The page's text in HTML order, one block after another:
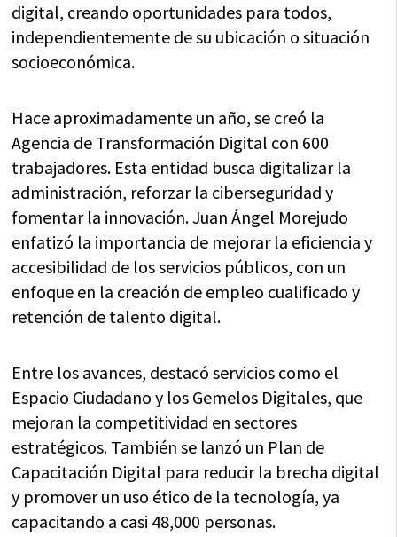
digital, creando oportunidades para todos,
independientemente de su ubicación o situación
socioeconómica.
Hace aproximadamente un año, se creó la
Agencia de Transformación Digital con 600
trabajadores. Esta entidad busca digitalizar la
administración, reforzar la ciberseguridad y
fomentar la innovación. Juan Ángel Morejudo
enfatizó la importancia de mejorar la eficiencia y
accesibilidad de los servicios públicos, con un
enfoque en la creación de empleo cualificado y
retención de talento digital.
Entre los avances, destacó servicios como el
Espacio Ciudadano y los Gemelos Digitales, que
mejoran la competitividad en sectores
estratégicos. También se lanzó un Plan de
Capacitación Digital para reducir la brecha digital
y promover un uso ético de la tecnología, ya
capacitando a casi 48,000 personas.